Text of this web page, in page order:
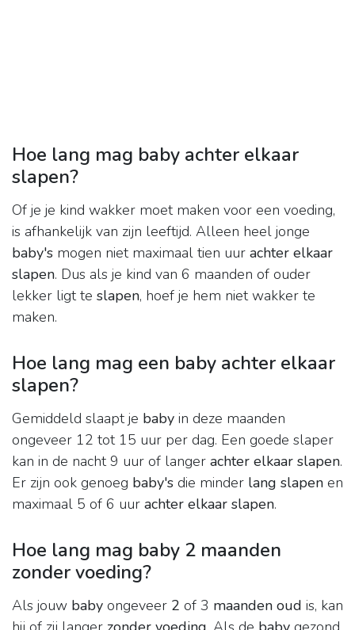
Hoe lang mag baby achter elkaar
slapen?
Of je je kind wakker moet maken voor een voeding,
is afhankelijk van zijn leeftijd. Alleen heel jonge
baby's mogen niet maximaal tien uur achter elkaar
slapen. Dus als je kind van 6 maanden of ouder
lekker ligt te slapen, hoef je hem niet wakker te
maken.
Hoe lang mag een baby achter elkaar
slapen?
Gemiddeld slaapt je baby in deze maanden
ongeveer 12 tot 15 uur per dag. Een goede slaper
kan in de nacht 9 uur of langer achter elkaar slapen.
Er zijn ook genoeg baby's die minder lang slapen en
maximaal 5 of 6 uur achter elkaar slapen.
Hoe lang mag baby 2 maanden
zonder voeding?
Als jouw baby ongeveer 2 of 3 maanden oud is, kan